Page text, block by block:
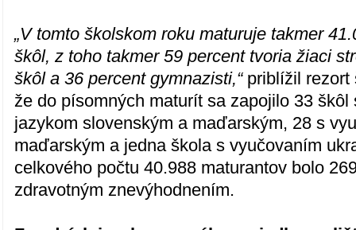
„V tomto školskom roku maturuje takmer
škôl, z toho takmer 59 percent tvoria žiaci
škôl a 36 percent gymnazisti,“priblížil rezort
že do písomných maturít sa zapojilo 33 škôl
jazykom slovenským a maďarským, 28 s
maďarským a jedna škola s vyučovaním
celkového počtu 40.988 maturantov bolo
zdravotným znevýhodnením.